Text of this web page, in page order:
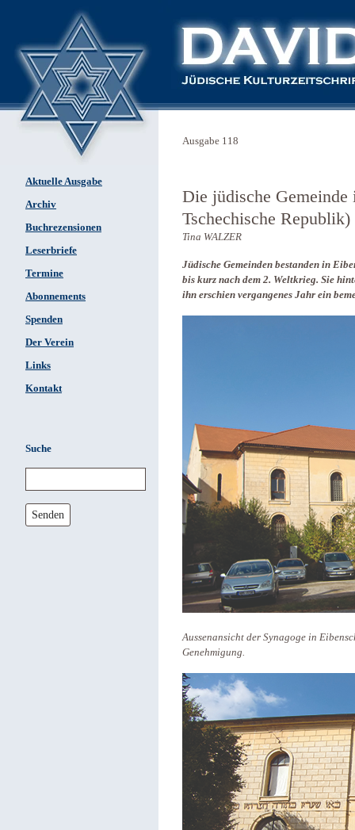
Aktuelle Ausgabe
Archiv
Buchrezensionen
Leserbriefe
Termine
Abonnements
Spenden
Der Verein
Links
Kontakt
Suche
Senden
Ausgabe 118
Die jüdische Gemeinde
Tschechische
Tina WALZER
Jüdische Gemeinden bestanden in
bis kurz nach dem 2. Weltkrieg. Sie
ihn erschien vergangenes Jahr ein
Aussenansicht der Synagoge in
Genehmigung.